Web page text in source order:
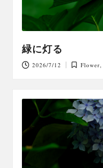
緑に灯る
2026/7/12
Posted
Flower